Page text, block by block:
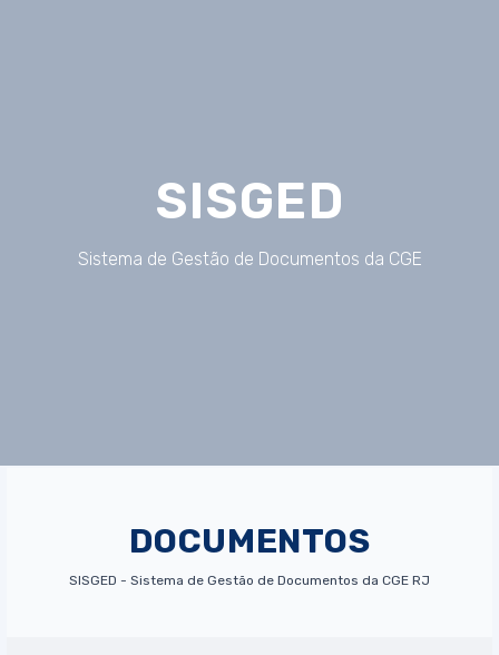
SISGED
Sistema de Gestão de Documentos da CGE